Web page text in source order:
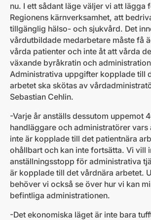
nu. I ett sådant läge väljer vi att lägga
Regionens kärnverksamhet, att
tillgänglig hälso- och sjukvård. Det
vårdutbildade medarbetare måste få
vårda patienter och inte åt att vårda
växande byråkratin och
Administrativa uppgifter kopplade till
arbetet ska skötas av
Sebastian Cehlin.
-Varje år anställs dessutom uppemot
handläggare och administratörer
inte är kopplade till det patientnära
ohållbart och kan inte fortsätta. Vi vill
anställningsstopp för administrativa
är kopplade till det vårdnära arbetet.
behöver vi också se över hur vi kan
befintliga administrationen.
-Det ekonomiska läget är inte bara